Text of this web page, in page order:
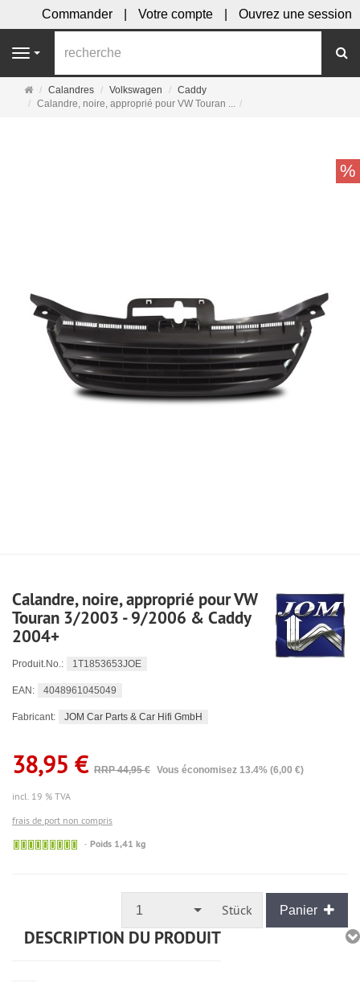
Commander Votre compte Ouvrez une session
Navigation
Page
d'accueil
Calandres Volkswagen
Caddy
Calandre, noire, approprié pour VW Touran ...
%
Calandre, noire, approprié pour VW
Touran 3/2003 - 9/2006 & Caddy
2004+
Produit.No.: 1T1853653JOE
EAN: 4048961045049
Fabricant: JOM Car Parts & Car Hifi GmbH
38,95 € RRP 44,95 € Vous économisez 13.4% (6,00 €)
incl. 19 % TVA
frais de port non compris
🟢 Poids 1,41 kg
1 Stück Panier
DESCRIPTION DU PRODUIT